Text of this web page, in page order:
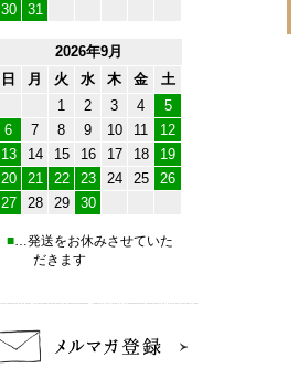
30
31
2026年9月
日
月 火 水 木 金
土
1
2 3 4
5
6
7 8 9 10 11
12
13
14 15 16 17 18
19
20
21 22 23 24 25
26
27
28 29 30
■…発送をお休みさせていた
だきます